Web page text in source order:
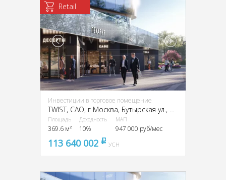
Retail
Инвестиции в торговое помещение
TWIST, CАО, г Москва, Бутырская ул., вл. 1
Площадь
369.6 м²
Доходность
10%
МАП
947 000 руб/мес
113 640 002 pуб
УСН